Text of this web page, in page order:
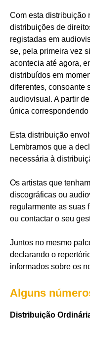
Com esta distribuição
distribuições de
registadas em
se, pela primeira vez
acontecia até agora,
distribuídos em
diferentes, consoante
audiovisual. A partir
única
Esta distribuição
Lembramos que a
necessária à
Os artistas que
discográficas ou
regularmente as suas
ou contactar o seu
Juntos no mesmo
declarando o
informados sobre os
Alguns
Distribuição